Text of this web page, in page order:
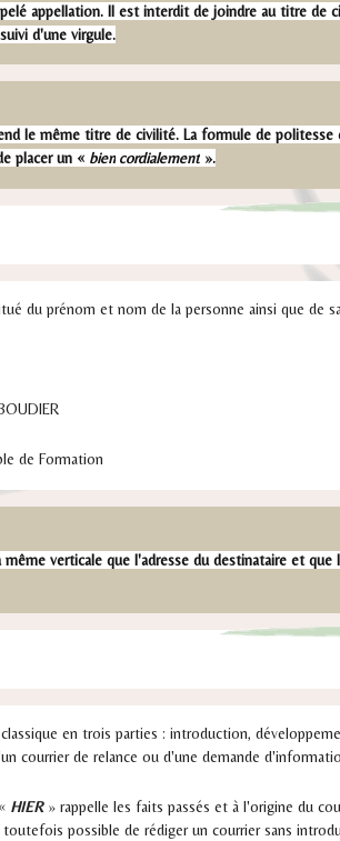
appellation. Il est interdit de joindre au titre de
d'une virgule.
le même titre de civilité. La formule de politesse
placer un « bien cordialement ».
du prénom et nom de la personne ainsi que de
verticale que l'adresse du destinataire et que
en trois parties : introduction,
courrier de relance ou d'une demande
HIER» rappelle les faits passés et à l'origine du
toutefois possible de rédiger un courrier sans